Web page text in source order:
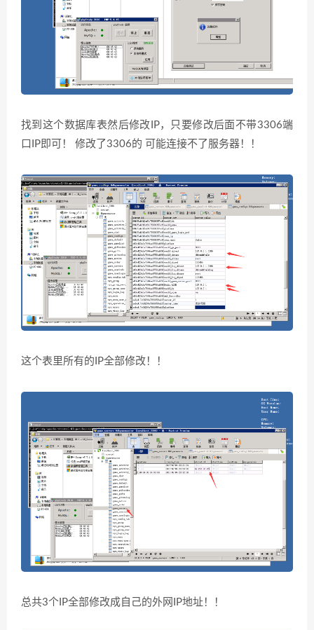
找到这个数据库表然后修改IP，只要修改后面不带3306端
口IP即可！ 修改了3306的 可能连接不了服务器！！
这个表里所有的IP全部修改！！
总共3个IP全部修改成自己的外网IP地址！！